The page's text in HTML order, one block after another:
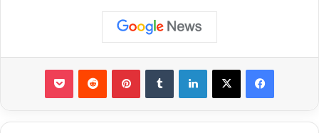
لينكدإن بينتيريست